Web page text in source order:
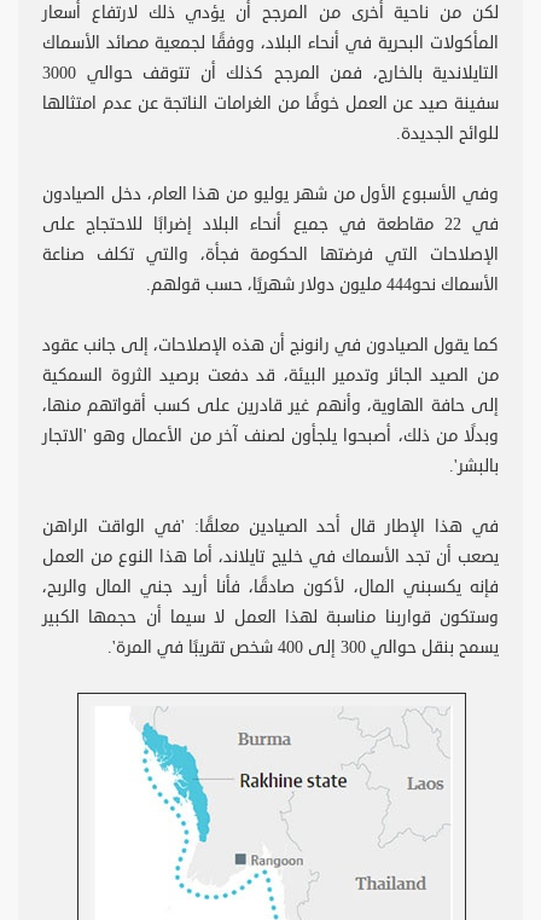
لكن من ناحية أخرى من المرجح أن يؤدي ذلك لارتفاع أسعار
المأكولات البحرية في أنحاء البلاد، ووفقًا لجمعية مصائد الأسماك
التايلاندية بالخارج، فمن المرجح كذلك أن تتوقف حوالي 3000
سفينة صيد عن العمل خوفًا من الغرامات الناتجة عن عدم امتثالها
للوائح الجديدة.
وفي الأسبوع الأول من شهر يوليو من هذا العام، دخل الصيادون
في 22 مقاطعة في جميع أنحاء البلاد إضرابًا للاحتجاج على
الإصلاحات التي فرضتها الحكومة فجأة، والتي تكلف صناعة
الأسماك نحو444 مليون دولار شهريًا، حسب قولهم.
كما يقول الصيادون في رانونج أن هذه الإصلاحات، إلى جانب عقود
من الصيد الجائر وتدمير البيئة، قد دفعت برصيد الثروة السمكية
إلى حافة الهاوية، وأنهم غير قادرين على كسب أقواتهم منها،
وبدلًا من ذلك، أصبحوا يلجأون لصنف آخر من الأعمال وهو 'الاتجار
بالبشر'.
في هذا الإطار قال أحد الصيادين معلقًا: 'في الواقت الراهن
يصعب أن تجد الأسماك في خليج تايلاند، أما هذا النوع من العمل
فإنه يكسبني المال، لأكون صادقًا، فأنا أريد جني المال والربح،
وستكون قواربنا مناسبة لهذا العمل لا سيما أن حجمها الكبير
يسمح بنقل حوالي 300 إلى 400 شخص تقريبًا في المرة'.